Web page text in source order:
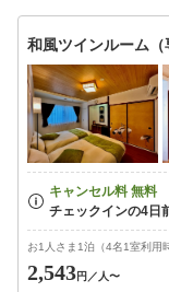
和風ツインルーム（
お1人さま1泊（4名1室利用
2,543円 ／人〜